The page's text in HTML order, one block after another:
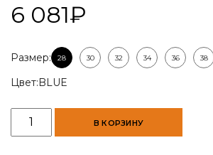
6 081₽
Размер: 28 30 32 34 36 38
Цвет: BLUE
Количество
товара
В КОРЗИНУ